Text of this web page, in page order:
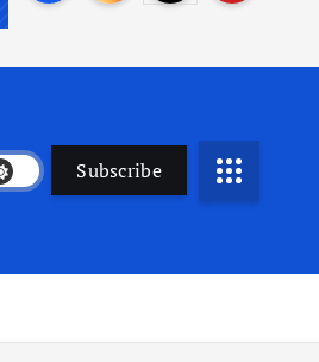
Subscribe